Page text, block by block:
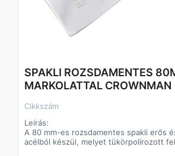
Csomagolás: Dupla bliszterkártya
SPAKLI ROZSDAMENTES
MARKOLATTAL CROWNMAN
Cikkszám
Leírás:
A 80 mm-es rozsdamentes spakli erős
acélból készül, melyet tükörpolírozott